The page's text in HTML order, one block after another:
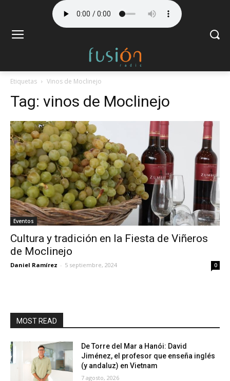
Etiquetas Vinos de Moclinejo
Tag: vinos de Moclinejo
Eventos
Cultura y tradición en la Fiesta de Viñeros
de Moclinejo
Daniel Ramírez - 5 septiembre, 2024 0
MOST READ
De Torre del Mar a Hanói: David
Jiménez, el profesor que enseña inglés
(y andaluz) en Vietnam
7 agosto, 2026